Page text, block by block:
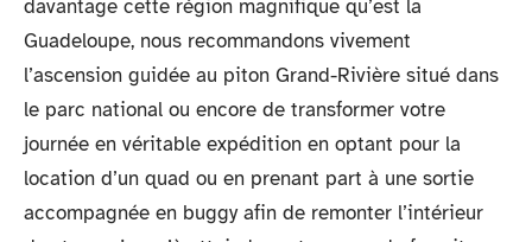
davantage cette région magnifique qu’est la
Guadeloupe, nous recommandons vivement
l’ascension guidée au piton Grand-Rivière situé dans
le parc national ou encore de transformer votre
journée en véritable expédition en optant pour la
location d’un quad ou en prenant part à une sortie
accompagnée en buggy afin de remonter l’intérieur